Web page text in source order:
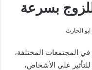
بسرعة
الحارث
المجتمعات المختلفة،
على الأشخاص،